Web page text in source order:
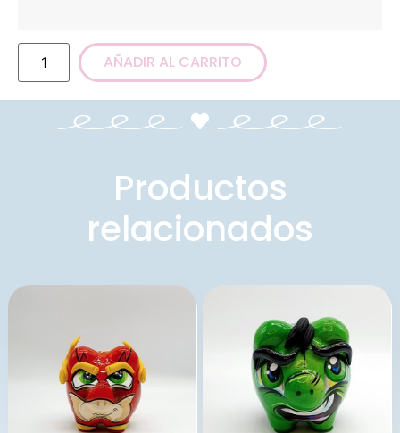
AÑADIR AL CARRITO
Productos
relacionados